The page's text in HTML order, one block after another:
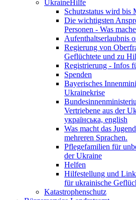
UkraineHilfe
Schutzstatus wird bis
Die wichtigsten
Personen - Was
Aufenthaltserlaubnis
Regierung von
Geflüchtete und zu
Registrierung - Infos
Spenden
Bayerisches
Ukrainekrise
Vertriebene aus der
українська, english
Was macht das
mehreren Sprachen.
Pflegefamilien für
der Ukraine
Helfen
Hilfestellung und
für ukrainische
Katastrophenschutz